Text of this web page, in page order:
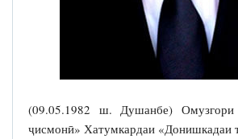
(09.05.1982 ш. Душанбе) Омузгори
ҷисмонӣ» Хатумкардаи «Донишкадаи